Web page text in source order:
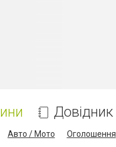
Довідник
Авто / Мото Оголошення